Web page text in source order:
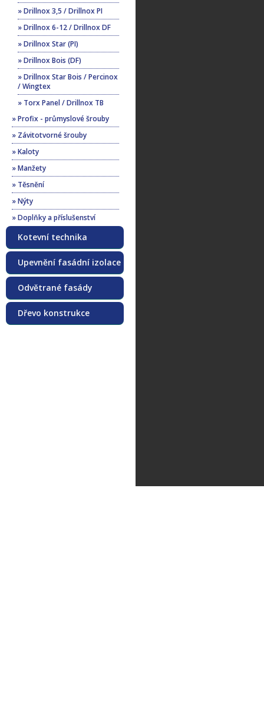
» Drillnox 3,5 / Drillnox PI
» Drillnox 6-12 / Drillnox DF
» Drillnox Star (PI)
» Drillnox Bois (DF)
» Drillnox Star Bois / Percinox
/ Wingtex
» Torx Panel / Drillnox TB
» Profix - průmyslové šrouby
» Závitotvorné šrouby
» Kaloty
» Manžety
» Těsnění
» Nýty
» Doplňky a příslušenství
Kotevní technika
Upevnění fasádní izolace
Odvětrané fasády
Dřevo konstrukce